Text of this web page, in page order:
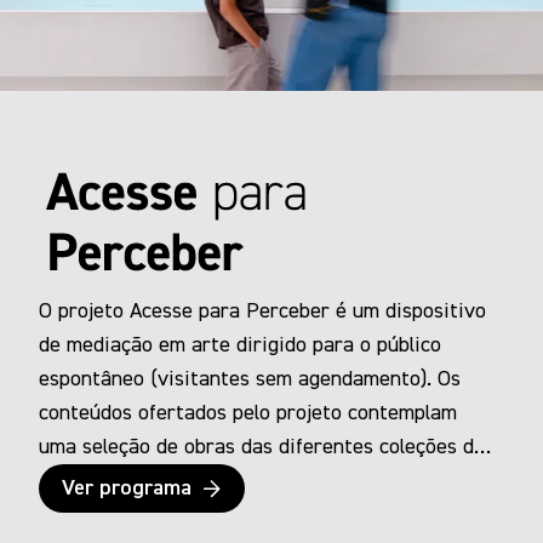
O projeto Acesse para Perceber é um dispositivo
de mediação em arte dirigido para o público
espontâneo (visitantes sem agendamento). Os
conteúdos ofertados pelo projeto contemplam
uma seleção de obras das diferentes coleções de
artes visuais, arquitetura e design, cinco dessas
obras possuem também a versão do conteúdo em
Ver programa